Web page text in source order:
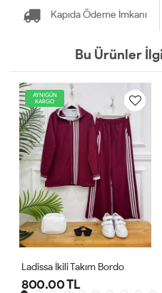
Kapıda Ödeme İmkanı
Bu Ürünler
AYNIGÜN
KARGO
Ladissa İkili Takım Bordo
800.00 TL